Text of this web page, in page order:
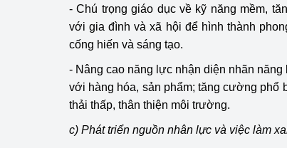
- Chú trọng giáo dục về kỹ năng mềm,
với gia đình và xã hội để hình thành
cống hiến và sáng tạo.
- Nâng cao năng lực nhận diện nhãn
với hàng hóa, sản phẩm; tăng cường phổ
thải thấp, thân thiện môi trường.
c) Phát triển nguồn nhân lực và việc làm